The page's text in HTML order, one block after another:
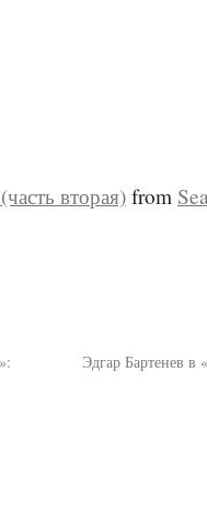
вторая) from
Эдгар Бартенев в